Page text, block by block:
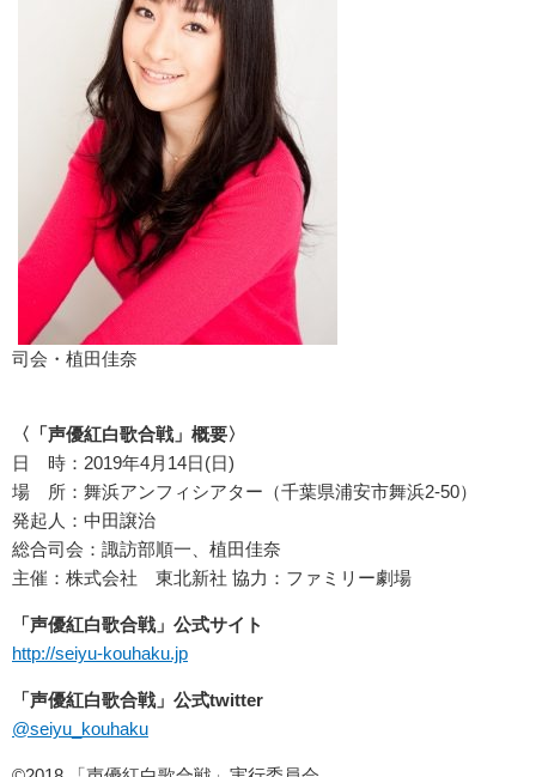
司会・植田佳奈
〈「声優紅白歌合戦」概要〉
日 時：2019年4月14日(日)
場 所：舞浜アンフィシアター（千葉県浦安市舞浜2‐50）
発起人：中田譲治
総合司会：諏訪部順一、植田佳奈
主催：株式会社 東北新社 協力：ファミリー劇場
「声優紅白歌合戦」公式サイト
http://seiyu-kouhaku.jp
「声優紅白歌合戦」公式twitter
@seiyu_kouhaku